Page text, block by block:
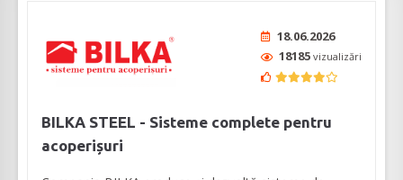
18.06.2026
18185 vizualizări
BILKA STEEL - Sisteme complete pentru
acoperișuri